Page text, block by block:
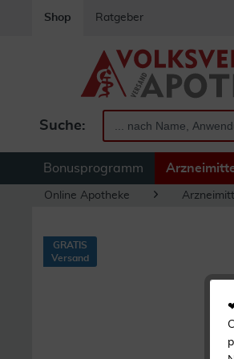
Shop Ratgeber
Suche:
Bonusprogramm
Online Apotheke
GRATIS
Versand